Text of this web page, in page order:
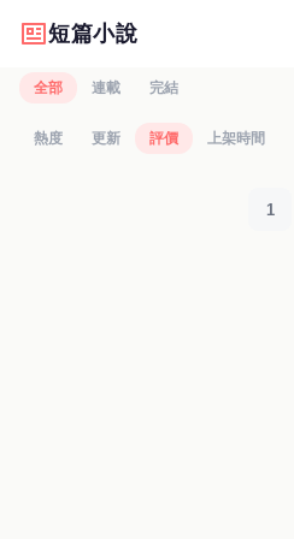
短篇小說
全部 連載 完結
熱度 更新 評價 上架時間
1